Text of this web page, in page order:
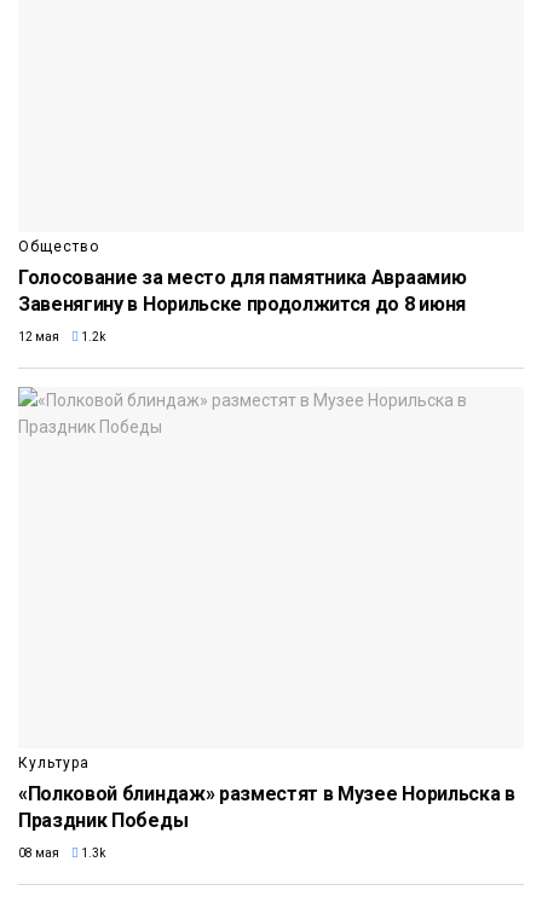
Общество
Голосование за место для памятника Авраамию
Завенягину в Норильске продолжится до 8 июня
12 мая 1.2k
Культура
«Полковой блиндаж» разместят в Музее Норильска в
Праздник Победы
08 мая 1.3k